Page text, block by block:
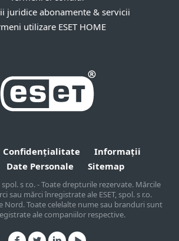
juridice abonamente & servicii
utilizare ESET HOME
Confidențialitate
Informații
Date Personale Sitemap
spol. s r.o. - Toate drepturile rezervate. Mărcile
sau mărci înregistrate ale ESET, spol. s r.o.
Nord. Toate celelalte nume sau branduri sunt
ale companiilor respective.